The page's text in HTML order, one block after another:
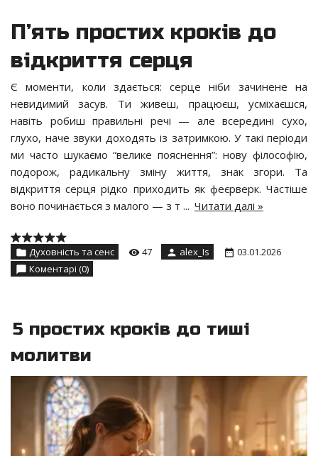
П’ять простих кроків до
відкриття серця
Є моменти, коли здається: серце ніби зачинене на
невидимий засув. Ти живеш, працюєш, усміхаєшся,
навіть робиш правильні речі — але всередині сухо,
глухо, наче звуки доходять із затримкою. У такі періоди
ми часто шукаємо “велике пояснення”: нову філософію,
подорож, радикальну зміну життя, знак згори. Та
відкриття серця рідко приходить як феєрверк. Частіше
воно починається з малого — з т ... Читати далі »
Духовність та сенс 47 alex_Is
03.01.2026
Коментарі (0)
5 простих кроків до тиші
молитви